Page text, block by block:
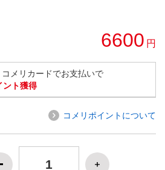
6600 円
メリカードでお支払いで
ント獲得
コメリポイントについて